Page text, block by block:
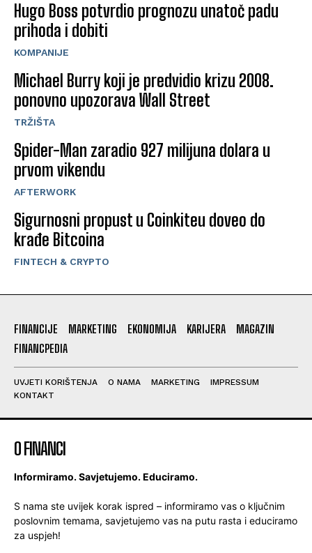
Hugo Boss potvrdio prognozu unatoč padu
prihoda i dobiti
KOMPANIJE
Michael Burry koji je predvidio krizu 2008.
ponovno upozorava Wall Street
TRŽIŠTA
Spider-Man zaradio 927 milijuna dolara u
prvom vikendu
AFTERWORK
Sigurnosni propust u Coinkiteu doveo do
krađe Bitcoina
FINTECH & CRYPTO
FINANCIJE MARKETING EKONOMIJA KARIJERA
MAGAZIN
FINANCPEDIA
UVJETI KORIŠTENJA O NAMA MARKETING
IMPRESSUM
KONTAKT
O FINANCI
Informiramo. Savjetujemo. Educiramo.
S nama ste uvijek korak ispred – informiramo vas o ključnim
poslovnim temama, savjetujemo vas na putu rasta i educiramo
za uspjeh!